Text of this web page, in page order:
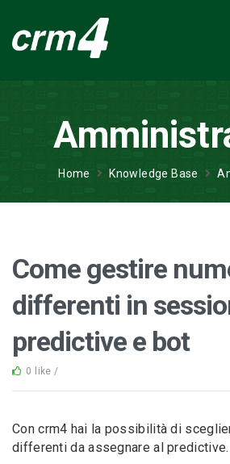
Home Knowledge Base
Come gestire
differenti in
predictive e bot
0 like /
Con crm4 hai la possibilità di
differenti da assegnare al predictive.